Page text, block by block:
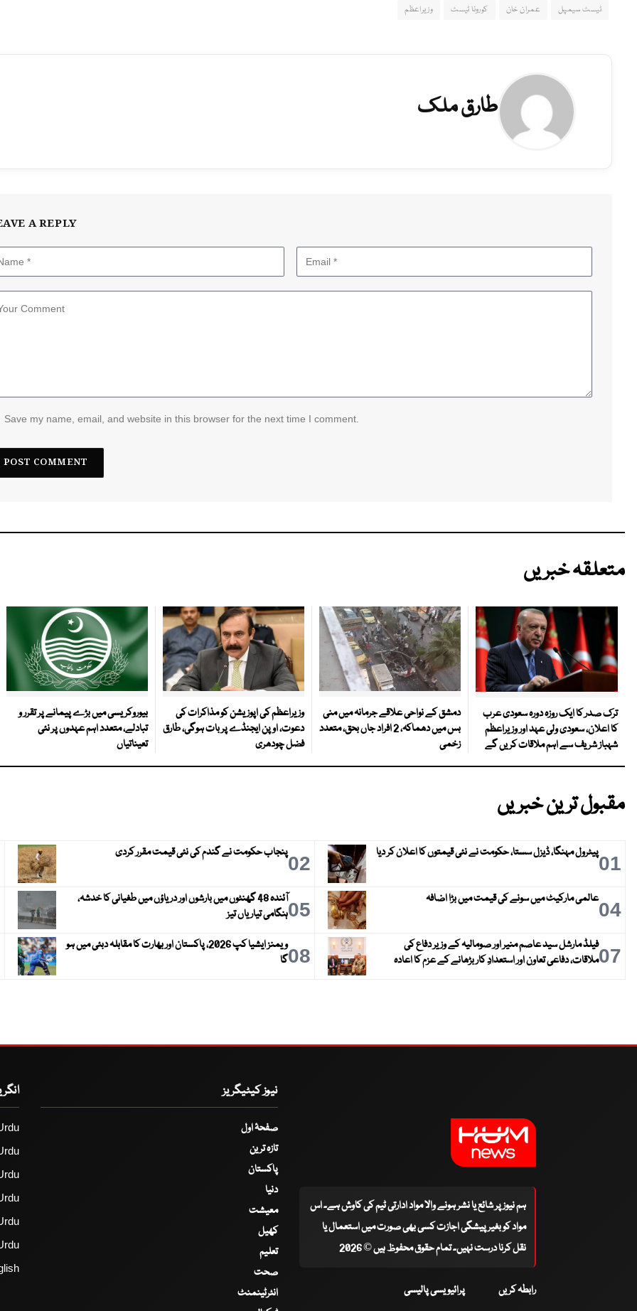
ٹیسٹ سیمپل عمران خان کورونا ٹیسٹ وزیراعظم
طارق ملک
A REPLY
Save my name, email, and website in this browser for the next time I comment.
متعلقہ خبریں
ترک صدر کا ایک روزہ دورہ سعودی عرب
کا اعلان، سعودی ولی عہد اور وزیراعظم
شہباز شریف سے اہم ملاقات کریں گے
دمشق کے نواحی علاقے جرمانہ میں منی
بس میں دھماکہ، 2 افراد جاں بحق، متعدد
زخمی
وزیراعظم کی اپوزیشن کو مذاکرات کی
دعوت، اوپن ایجنڈے پر بات ہوگی، طارق
فضل چودھری
بیوروکریسی میں بڑے پیمانے پر تقرر و
تبادلے، متعدد اہم عہدوں پر نئی
تعیناتیاں
مقبول ترین خبریں
01پیٹرول مہنگا، ڈیزل سستا، حکومت نے نئی قیمتوں کا اعلان کر دیا 02پنجاب حکومت نے گندم کی نئی قیمت مقرر کردی
04عالمی مارکیٹ میں سونے کی قیمت میں بڑا اضافہ 05
آئندہ 48 گھنٹوں میں بارشوں اور دریاؤں میں طغیانی کا خدشہ،
ہنگامی تیاریاں تیز
07فیلڈ مارشل سید عاصم منیر اور صومالیہ کے وزیر دفاع کی
ملاقات، دفاعی تعاون اور استعدادِ کار بڑھانے کے عزم کا اعادہ
08
ویمنز ایشیا کپ 2026، پاکستان اور بھارت کا مقابلہ دبئی میں ہو
گا
ہم نیوز پر شائع یا نشر ہونے والا مواد ادارتی ٹیم کی کاوش ہے۔ اس
مواد کو بغیر پیشگی اجازت کسی بھی صورت میں استعمال یا
نقل کرنا درست نہیں۔ تمام حقوق محفوظ ہیں © 2026
رابطہ کریں پرائیویسی پالیسی
نیوز کیٹیگریز
صفحۂ اول
تازہ ترین
پاکستان
دنیا
معیشت
کھیل
تعلیم
صحت
انٹرٹینمنٹ